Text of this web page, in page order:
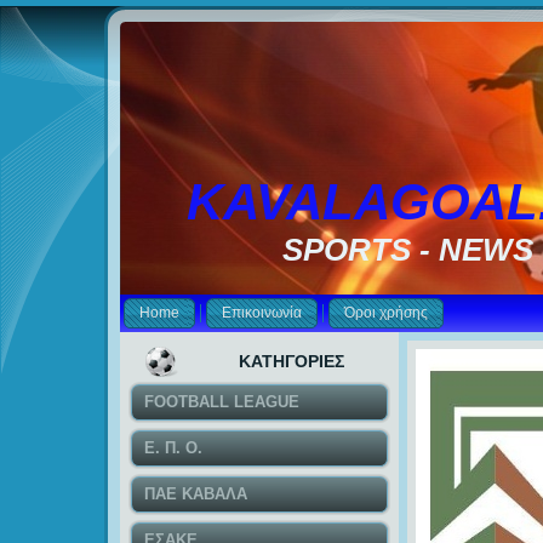
SPORTS - NEWS
Home Επικοινωνία Όροι χρήσης
ΚΑΤΗΓΟΡΙΕΣ
FOOTBALL LEAGUE
Ε. Π. Ο.
ΠΑΕ ΚΑΒΑΛΑ